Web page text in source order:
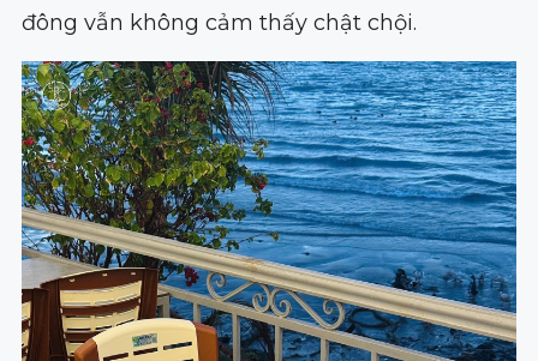
đông vẫn không cảm thấy chật chội.